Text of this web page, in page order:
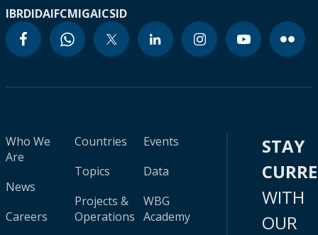
IBRDIDAIFCMIGAICSID
Who We
Are
News
Careers
Countries
Topics
Projects &
Operations
Events
Data
WBG
Academy
STAY
WITH
OUR